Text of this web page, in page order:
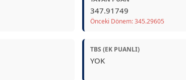
347.91749
Önceki Dönem: 345.29605
TBS (EK PUANLI)
YOK